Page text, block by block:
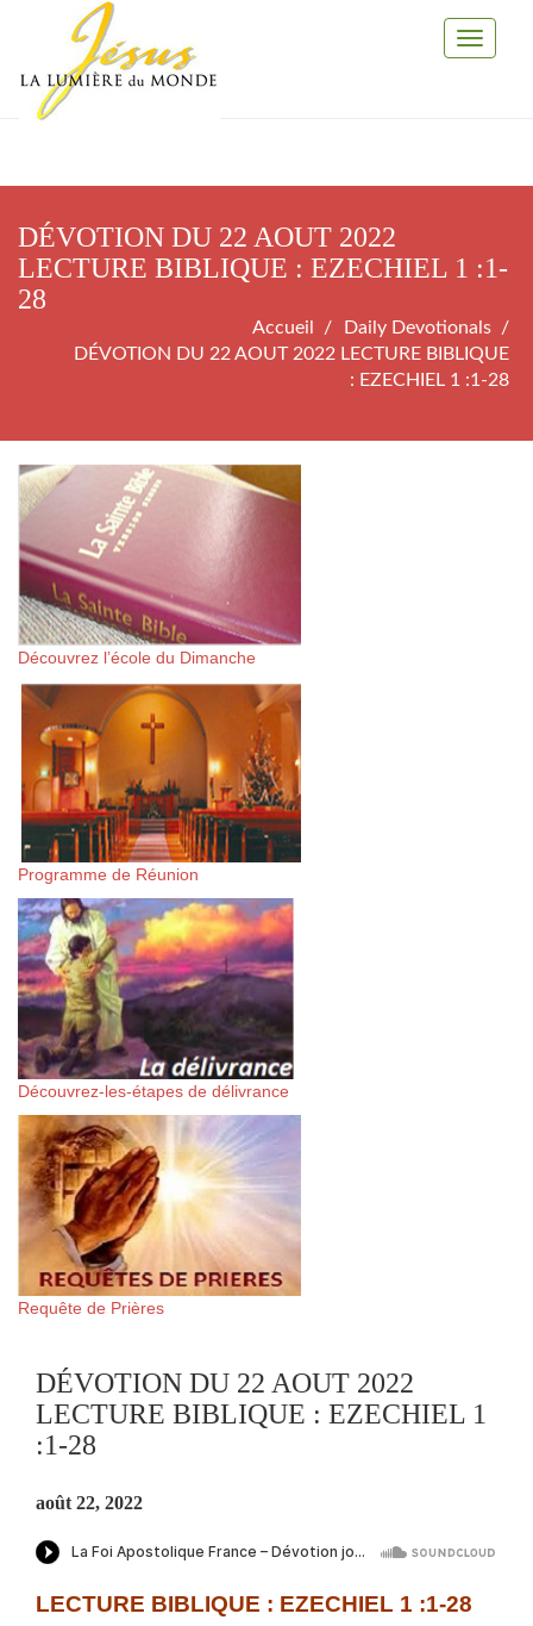
Toggle
DÉVOTION DU 22 AOUT 2022
LECTURE BIBLIQUE : EZECHIEL 1 :1-
28
Accueil
Daily Devotionals
DÉVOTION DU 22 AOUT 2022 LECTURE BIBLIQUE
: EZECHIEL 1 :1-28
Découvrez l’école du Dimanche
Programme de Réunion
Découvrez-les-étapes de délivrance
Requête de Prières
DÉVOTION DU 22 AOUT 2022
LECTURE BIBLIQUE : EZECHIEL 1
:1-28
août 22, 2022
LECTURE BIBLIQUE : EZECHIEL 1 :1-28